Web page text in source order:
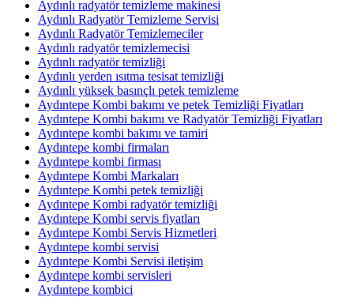
Aydınlı radyatör temizleme makinesi
Aydınlı Radyatör Temizleme Servisi
Aydınlı Radyatör Temizlemeciler
Aydınlı radyatör temizlemecisi
Aydınlı radyatör temizliği
Aydınlı yerden ısıtma tesisat temizliği
Aydınlı yüksek basınçlı petek temizleme
Aydıntepe Kombi bakımı ve petek Temizliği Fiyatları
Aydıntepe Kombi bakımı ve Radyatör Temizliği Fiyatları
Aydıntepe kombi bakımı ve tamiri
Aydıntepe kombi firmaları
Aydıntepe kombi firması
Aydıntepe Kombi Markaları
Aydıntepe Kombi petek temizliği
Aydıntepe Kombi radyatör temizliği
Aydıntepe Kombi servis fiyatları
Aydıntepe Kombi Servis Hizmetleri
Aydıntepe kombi servisi
Aydıntepe Kombi Servisi iletişim
Aydıntepe kombi servisleri
Aydıntepe kombici